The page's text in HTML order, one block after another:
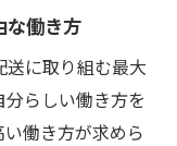
な働き方
に取り組む最大
らしい働き方を
働き方が求めら